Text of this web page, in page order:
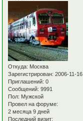
Откуда: Москва
Зарегистрирован: 2006-11-16
Приглашений: 0
Сообщений: 9991
Пол: Мужской
Провел на форуме:
2 месяца 9 дней
Последний визит: